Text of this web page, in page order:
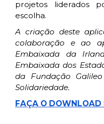
projetos liderados
escolha.
A criação deste
colaboração e ao
Embaixada da
Embaixada dos
da Fundação
Solidariedade.
FAÇA O DOWNLOAD